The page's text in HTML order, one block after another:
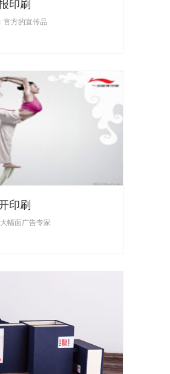
官方的宣传品
印刷
幅面广告专家